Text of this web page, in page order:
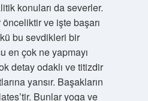
konuları da severler.
ve işte başarı
bu sevdikleri bir
en çok ne yapmayı
detay odaklı ve titizdir
yansır. Başakların
Bunlar yoga ve